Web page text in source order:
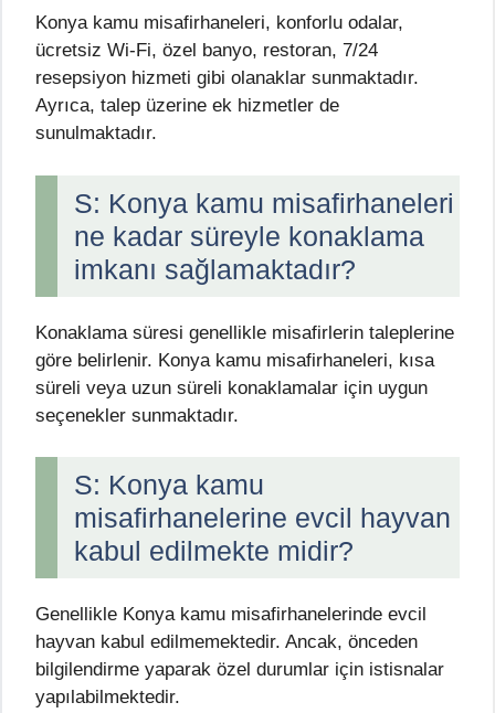
Konya kamu misafirhaneleri, konforlu odalar,
ücretsiz Wi-Fi, özel banyo, restoran, 7/24
resepsiyon hizmeti gibi olanaklar sunmaktadır.
Ayrıca, talep üzerine ek hizmetler de
sunulmaktadır.
S: Konya kamu misafirhaneleri
ne kadar süreyle konaklama
imkanı sağlamaktadır?
Konaklama süresi genellikle misafirlerin taleplerine
göre belirlenir. Konya kamu misafirhaneleri, kısa
süreli veya uzun süreli konaklamalar için uygun
seçenekler sunmaktadır.
S: Konya kamu
misafirhanelerine evcil hayvan
kabul edilmekte midir?
Genellikle Konya kamu misafirhanelerinde evcil
hayvan kabul edilmemektedir. Ancak, önceden
bilgilendirme yaparak özel durumlar için istisnalar
yapılabilmektedir.